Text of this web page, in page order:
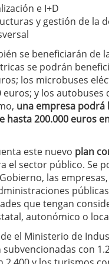
e I+D
y gestión de la
se beneficiarán de
se podrán
los microbuses
y los autobuses
una empresa podrá
hasta 200.000 euros
este nuevo plan
el sector público. Se
las
que tengan
autonómico o
el Ministerio de
con